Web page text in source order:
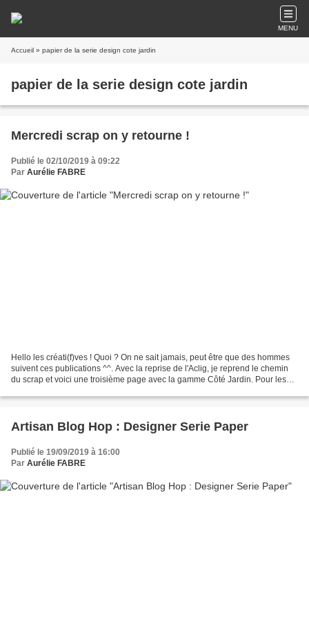
MENU
Accueil » papier de la serie design cote jardin
papier de la serie design cote jardin
Mercredi scrap on y retourne !
Publié le 02/10/2019 à 09:22
Par Aurélie FABRE
Hello les créati(f)ves ! Quoi ? On ne sait jamais, peut être que des hommes
suivent ces publications ^^. Avec la reprise de l'Aclig, je reprend le chemin
du scrap et voici une troisième page avec la gamme Côté Jardin. Pour les
Artisan Blog Hop : Designer Serie Paper
Publié le 19/09/2019 à 16:00
Par Aurélie FABRE